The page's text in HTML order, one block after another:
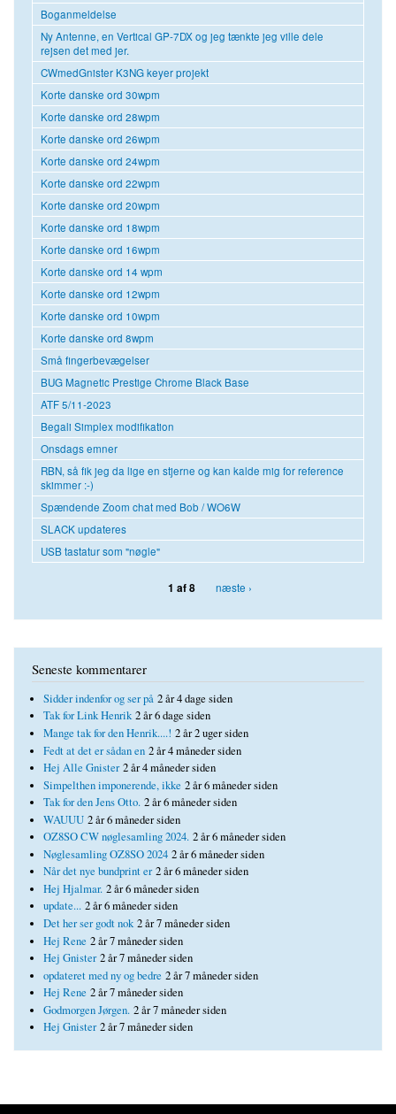
Boganmeldelse
Ny Antenne, en Vertical GP-7DX og jeg tænkte jeg ville dele
rejsen det med jer.
CWmedGnister K3NG keyer projekt
Korte danske ord 30wpm
Korte danske ord 28wpm
Korte danske ord 26wpm
Korte danske ord 24wpm
Korte danske ord 22wpm
Korte danske ord 20wpm
Korte danske ord 18wpm
Korte danske ord 16wpm
Korte danske ord 14 wpm
Korte danske ord 12wpm
Korte danske ord 10wpm
Korte danske ord 8wpm
Små fingerbevægelser
BUG Magnetic Prestige Chrome Black Base
ATF 5/11-2023
Begali Simplex modifikation
Onsdags emner
RBN, så fik jeg da lige en stjerne og kan kalde mig for reference
skimmer :-)
Spændende Zoom chat med Bob / WO6W
SLACK updateres
USB tastatur som "nøgle"
1 af 8 næste ›
Seneste kommentarer
Sidder indenfor og ser på 2 år 4 dage siden
Tak for Link Henrik 2 år 6 dage siden
Mange tak for den Henrik....! 2 år 2 uger siden
Fedt at det er sådan en 2 år 4 måneder siden
Hej Alle Gnister 2 år 4 måneder siden
Simpelthen imponerende, ikke 2 år 6 måneder siden
Tak for den Jens Otto. 2 år 6 måneder siden
WAUUU 2 år 6 måneder siden
OZ8SO CW nøglesamling 2024. 2 år 6 måneder siden
Nøglesamling OZ8SO 2024 2 år 6 måneder siden
Når det nye bundprint er 2 år 6 måneder siden
Hej Hjalmar. 2 år 6 måneder siden
update... 2 år 6 måneder siden
Det her ser godt nok 2 år 7 måneder siden
Hej Rene 2 år 7 måneder siden
Hej Gnister 2 år 7 måneder siden
opdateret med ny og bedre 2 år 7 måneder siden
Hej Rene 2 år 7 måneder siden
Godmorgen Jørgen. 2 år 7 måneder siden
Hej Gnister 2 år 7 måneder siden